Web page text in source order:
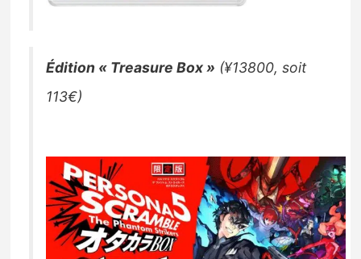
Édition « Treasure Box » (¥13800, soit
113€)